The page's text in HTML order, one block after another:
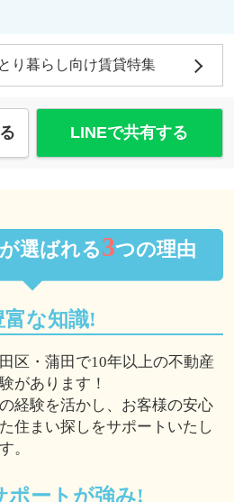
り暮らし向け賃貸特集
LINEで共有する
選ばれる3つの理由
な知識!
区・蒲田で10年以上の不動産
があります！
経験を活かし、お客様の安心
住まい探しをサポートいたし
。
ポートが強み!